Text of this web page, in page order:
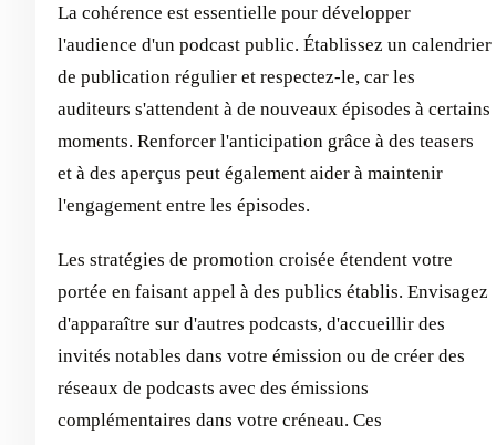
La cohérence est essentielle pour développer
l'audience d'un podcast public. Établissez un calendrier
de publication régulier et respectez-le, car les
auditeurs s'attendent à de nouveaux épisodes à certains
moments. Renforcer l'anticipation grâce à des teasers
et à des aperçus peut également aider à maintenir
l'engagement entre les épisodes.
Les stratégies de promotion croisée étendent votre
portée en faisant appel à des publics établis. Envisagez
d'apparaître sur d'autres podcasts, d'accueillir des
invités notables dans votre émission ou de créer des
réseaux de podcasts avec des émissions
complémentaires dans votre créneau. Ces